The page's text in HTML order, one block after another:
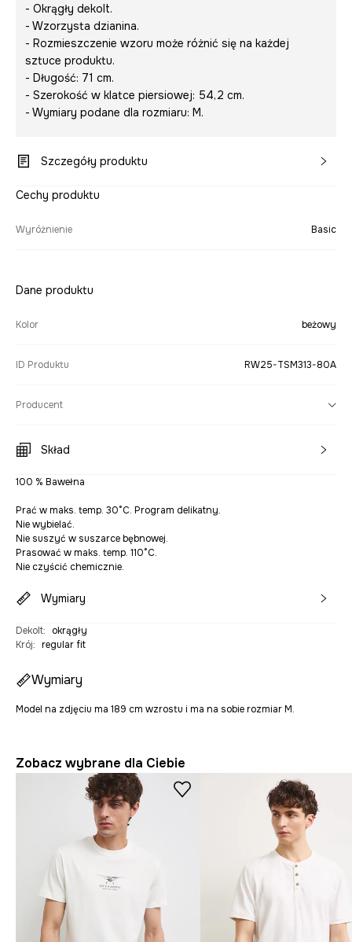
- Okrągły dekolt.
- Wzorzysta dzianina.
- Rozmieszczenie wzoru może różnić się na każdej
sztuce produktu.
- Długość: 71 cm.
- Szerokość w klatce piersiowej: 54,2 cm.
- Wymiary podane dla rozmiaru: M.
Szczegóły produktu
Cechy produktu
Wyróżnienie Basic
Dane produktu
Kolor beżowy
ID Produktu RW25-TSM313-80A
Producent
Skład
100 % Bawełna
Prać w maks. temp. 30°C. Program delikatny.
Nie wybielać.
Nie suszyć w suszarce bębnowej.
Prasować w maks. temp. 110°C.
Nie czyścić chemicznie.
Wymiary
Dekolt:
okrągły
Krój: regular fit
Wymiary
Model na zdjęciu ma 189 cm wzrostu i ma na sobie rozmiar M.
Zobacz wybrane dla Ciebie